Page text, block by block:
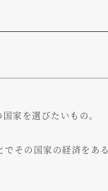
家を選びたいもの。
その国家の経済をある